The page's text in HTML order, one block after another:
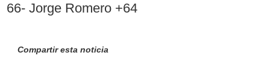
66- Jorge Romero +64
Compartir esta noticia